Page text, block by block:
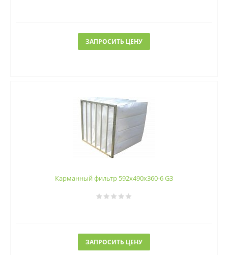
ЗАПРОСИТЬ ЦЕНУ
Карманный фильтр 592х490х360-6 G3
ЗАПРОСИТЬ ЦЕНУ